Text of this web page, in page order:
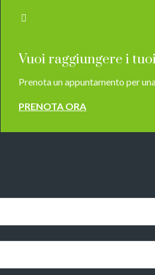
Vuoi raggiungere i
Prenota un appuntamento per
PRENOTA ORA